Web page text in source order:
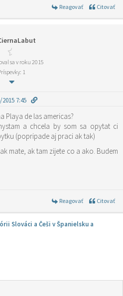
Reagovať Citovať
sa v roku 2015
1
7:45
Playa de las americas?
a chcela by som sa opytat ci
(popripade aj praci ak tak)
mate, ak tam zijete co a ako. Budem
Reagovať Citovať
Slováci a Češi v Španielsku a